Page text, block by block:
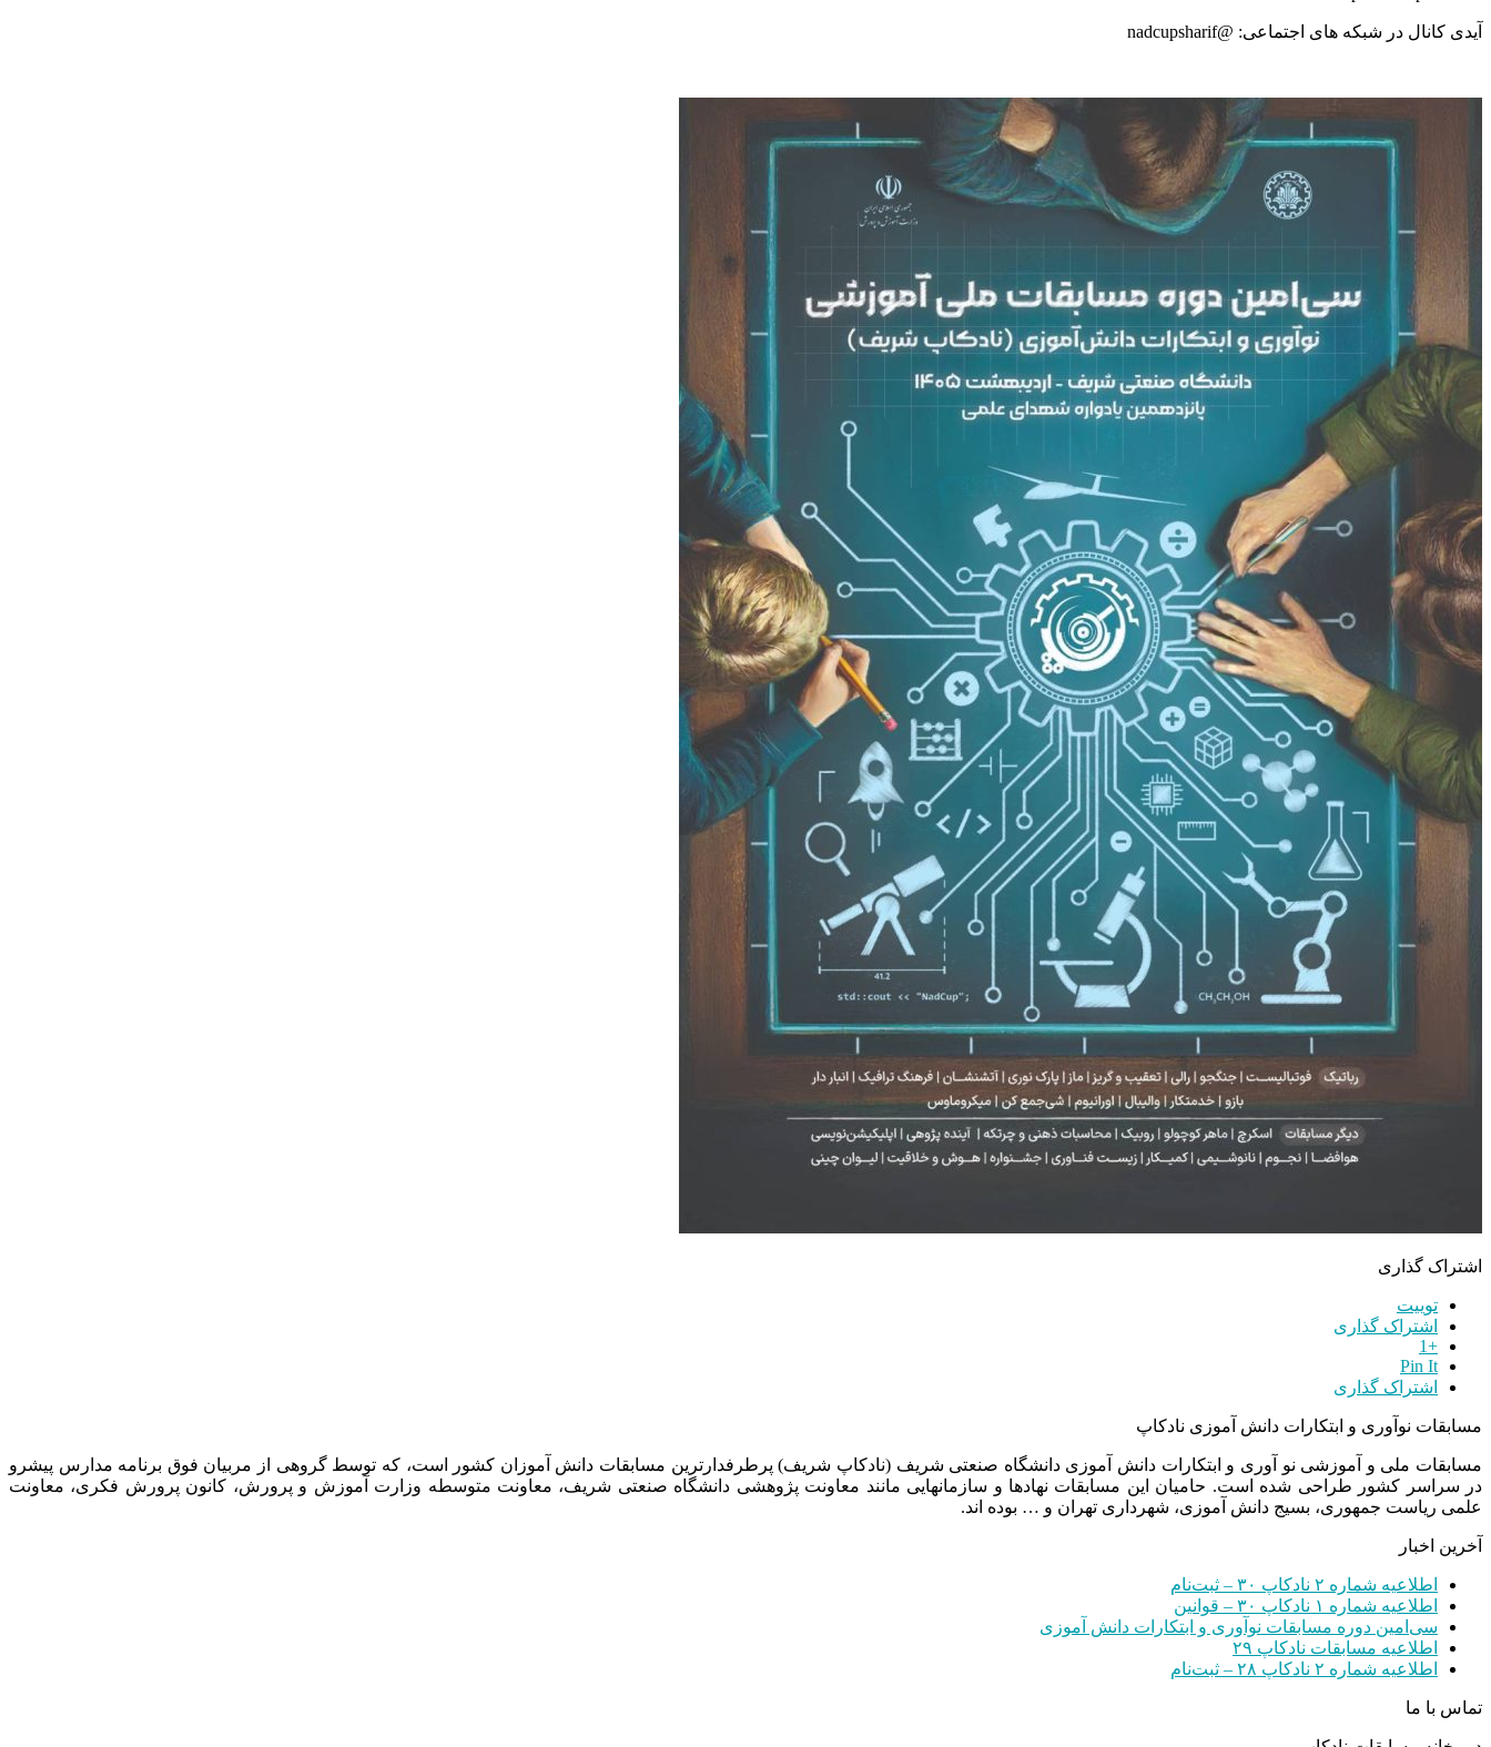
آیدی کانال در شبکه های اجتماعی: @nadcupsharif
اشتراک گذاری
توییت
اشتراک گذاری
+1
Pin It
اشتراک گذاری
مسابقات نوآوری و ابتکارات دانش آموزی نادکاپ
مسابقات ملی و آموزشی نو آوری و ابتکارات دانش آموزی دانشگاه صنعتی شریف (نادکاپ شریف) پرطرفدارترین مسابقات دانش آموزان کشور است، که توسط گروهی از مربیان فوق برنامه مدارس پیشرو
در سراسر کشور طراحی شده است. حامیان این مسابقات نهادها و سازمانهایی مانند معاونت پژوهشی دانشگاه صنعتی شریف، معاونت متوسطه وزارت آموزش و پرورش، کانون پرورش فکری، معاونت
علمی ریاست جمهوری، بسیج دانش آموزی، شهرداری تهران و … بوده اند.
آخرین اخبار
اطلاعیه شماره ۲ نادکاپ ۳۰ – ثبت‌نام
اطلاعیه شماره ۱ نادکاپ ۳۰ – قوانین
سی‌امین دوره مسابقات نوآوری و ابتکارات دانش آموزی
اطلاعیه مسابقات نادکاپ ۲۹
اطلاعیه شماره ۲ نادکاپ ۲۸ – ثبت‌نام
تماس با ما